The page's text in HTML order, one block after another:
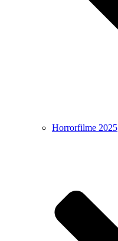
Horrorfilme 2025